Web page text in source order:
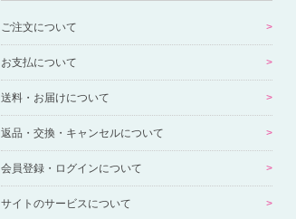
ご注文について
お支払について
送料・お届けについて
返品・交換・キャンセルについて
会員登録・ログインについて
サイトのサービスについて